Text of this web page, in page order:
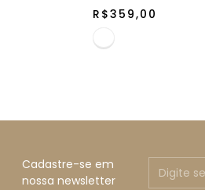
R$359,00
Cadastre-se em
nossa newsletter